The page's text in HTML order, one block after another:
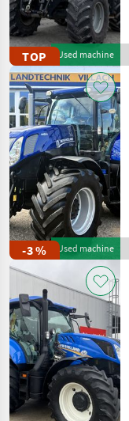
TOP Used machine
-3 % Used machine